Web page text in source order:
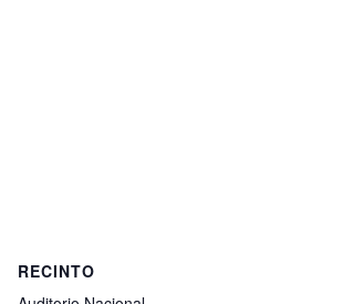
RECINTO